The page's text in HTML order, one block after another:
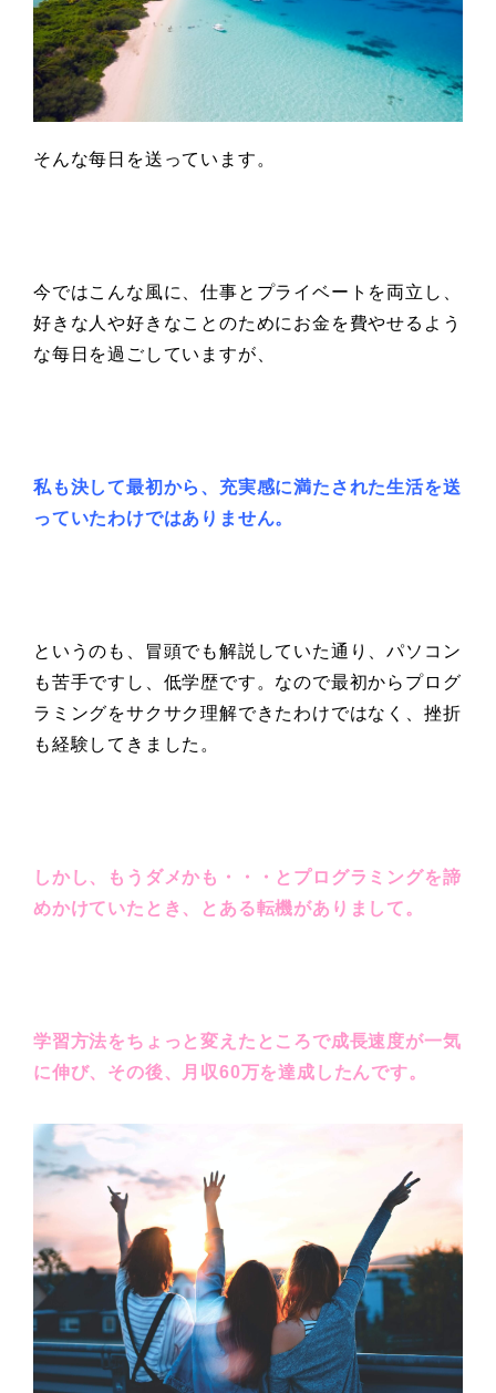
そんな每日を送っています。
今ではこんな風に、仕事とプライベートを両立し、
好きな人や好きなことのためにお金を費やせるよう
な每日を過ごしていますが、
私も決して最初から、充実感に満たされた生活を送
っていたわけではありません。
というのも、冒頭でも解説していた通り、パソコン
も苦手ですし、低学歴です。 なので最初からプログ
ラミングをサクサク理解できたわけではなく、挫折
も経験してきました。
しかし、もうダメかも・・・とプログラミングを諦
めかけていたとき、とある転機がありまして。
学習方法をちょっと変えたところで成長速度が一気
に伸び、その後、月収60万を達成したんです。